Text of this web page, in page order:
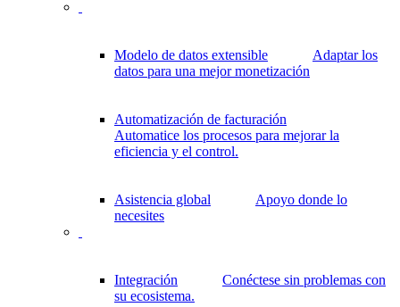
Modelo de datos extensible
Adaptar los
datos para una mejor monetización
Automatización de facturación
Automatice los procesos para mejorar la
eficiencia y el control.
Asistencia global
Apoyo donde lo
necesites
Integración
Conéctese sin problemas con
su ecosistema.